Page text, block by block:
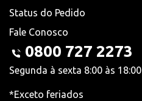
Status do Pedido
Fale Conosco
0800 727 2273
Segunda à sexta 8:00 às 18:00
*Exceto feriados